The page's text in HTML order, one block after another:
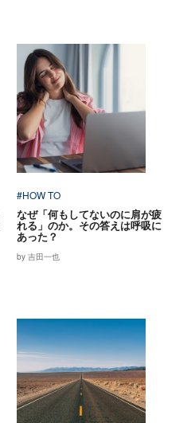
#HOW TO
なぜ「何もしてないのに肩が疲
れる」のか。その答えは呼吸に
あった？
by 吉田一也